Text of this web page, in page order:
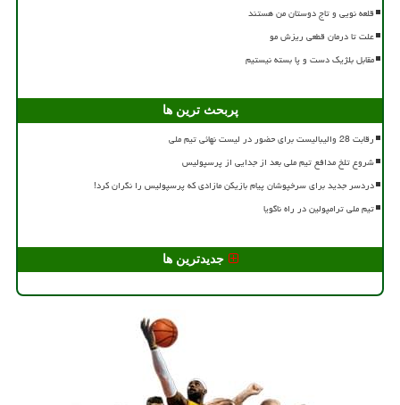
قلعه نویی و تاج دوستان من هستند
علت تا درمان قطعی ریزش مو
مقابل بلژیک دست و پا بسته نیستیم
پربحث ترین ها
رقابت 28 والیبالیست برای حضور در لیست نهائی تیم ملی
شروع تلخ مدافع تیم ملی بعد از جدایی از پرسپولیس
دردسر جدید برای سرخپوشان پیام بازیکن مازادی که پرسپولیس را نگران کرد!
تیم ملی ترامپولین در راه ناگویا
جدیدترین ها